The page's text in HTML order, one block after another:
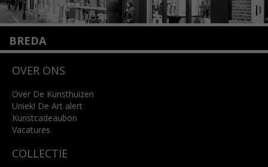
BREDA
4818 SB Breda
info@kunsthuisbreda.nl
Lees meer
OVER ONS
Over De Kunsthuizen
Uniek! De Art alert
Kunstcadeaubon
Vacatures
COLLECTIE